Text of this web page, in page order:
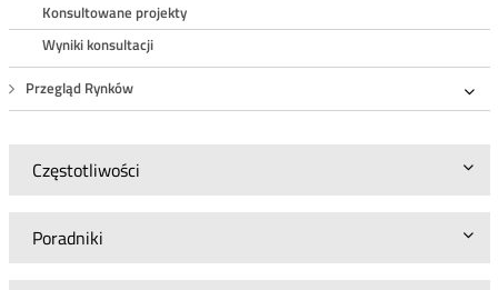
Konsultowane projekty
Wyniki konsultacji
Przegląd Rynków
Częstotliwości
Poradniki